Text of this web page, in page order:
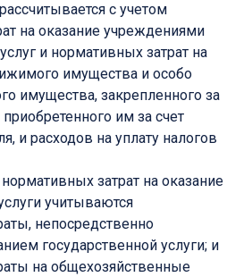
с учетом
на оказание учреждениями
и нормативных затрат на
имущества и особо
имущества, закрепленного за
им за счет
и расходов на уплату налогов
затрат на оказание
учитываются
непосредственно
государственной услуги; и
на общехозяйственные